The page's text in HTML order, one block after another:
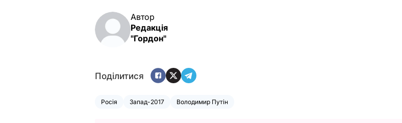
Автор
Редакція
"Гордон"
Поділитися
Росія Запад-2017 Володимир Путін